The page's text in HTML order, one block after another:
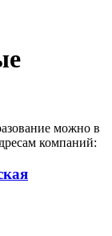
можно в
компаний: